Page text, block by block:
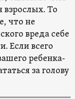
взрослых. То
что не
вреда себе
Если всего
ребенка-
за голову